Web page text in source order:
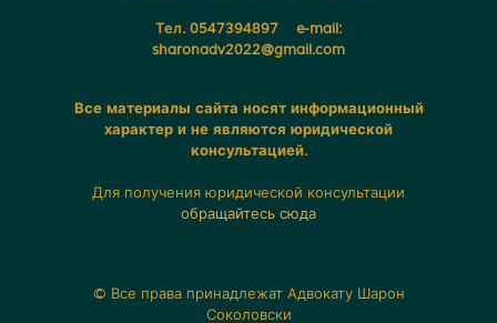
Тел. 0547394897 e-mail:
sharonadv2022@gmail.com
Все материалы сайта носят информационный
характер и не являются юридической
консультацией.
Для получения юридической консультации
обращайтесь сюда
© Все права принадлежат Адвокату Шарон
Соколовски